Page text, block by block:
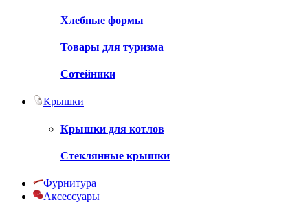
Хлебные формы
Товары для туризма
Сотейники
Крышки
Крышки для котлов
Стеклянные крышки
Фурнитура
Аксессуары